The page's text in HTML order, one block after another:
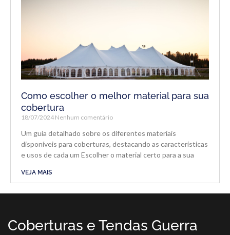
Como escolher o melhor material para sua
cobertura
18/07/2024 Nenhum comentário
Um guia detalhado sobre os diferentes materiais
disponíveis para coberturas, destacando as características
e usos de cada um Escolher o material certo para a sua
VEJA MAIS
Coberturas e Tendas Guerra